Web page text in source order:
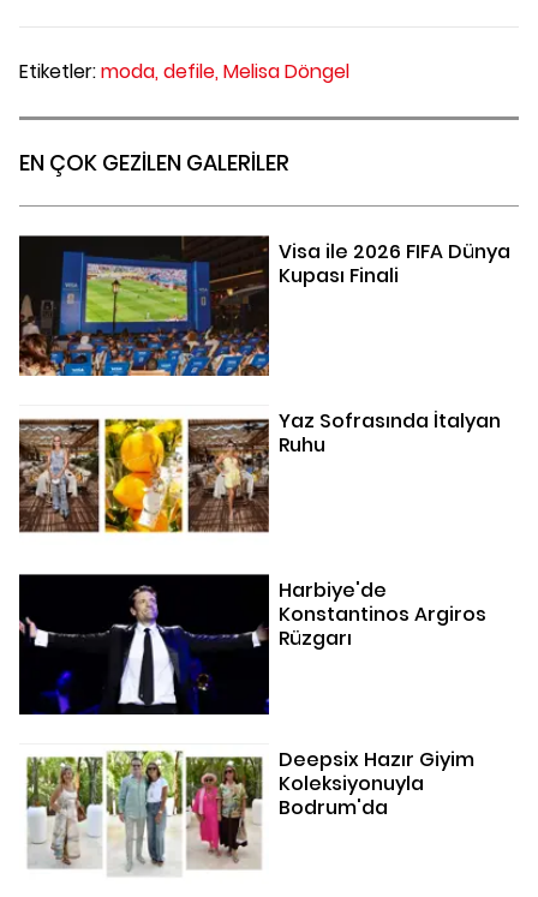
Etiketler:moda,defile,Melisa Döngel
EN ÇOK GEZİLEN GALERİLER
Visa ile 2026 FIFA Dünya
Kupası Finali
Yaz Sofrasında İtalyan
Ruhu
Harbiye'de
Konstantinos Argiros
Rüzgarı
Deepsix Hazır Giyim
Koleksiyonuyla
Bodrum'da